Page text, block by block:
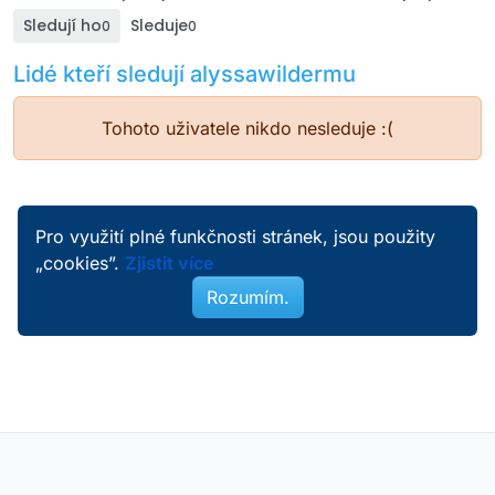
Sledují ho0 Sleduje0
Lidé kteří sledují alyssawildermu
Tohoto uživatele nikdo nesleduje :(
Pro využití plné funkčnosti stránek, jsou použity
„cookies”. Zjistit více
Rozumím.